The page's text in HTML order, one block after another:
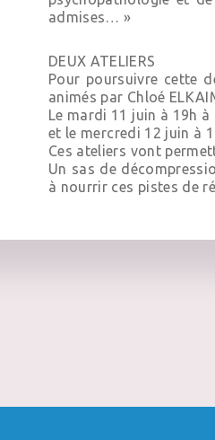
admises… »
DEUX ATELIERS
Pour poursuivre cette
animés par Chloé
Le mardi 11 juin à 19h à
et le mercredi 12 juin à
Ces ateliers vont
Un sas de
à nourrir ces pistes de